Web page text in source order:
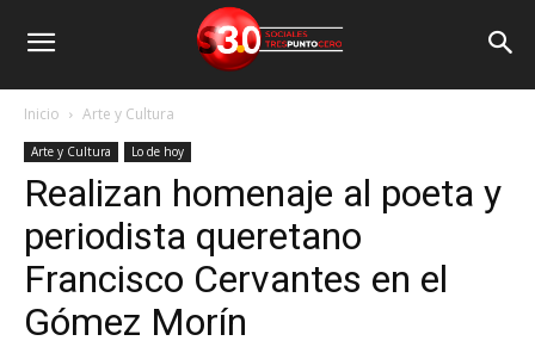
Inicio Arte y Cultura
Arte y Cultura Lo de hoy
Realizan homenaje al poeta y
periodista queretano
Francisco Cervantes en el
Gómez Morín